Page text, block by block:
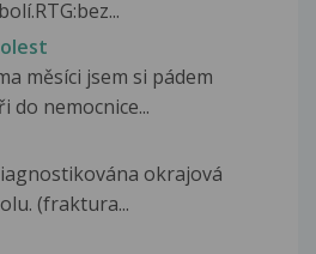
měsíci jsem si pádem
do nemocnice...
okrajová
(fraktura...